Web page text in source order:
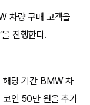
차량 구매 고객을
진행한다.
해당 기간 BMW 차
인 50만 원을 추가